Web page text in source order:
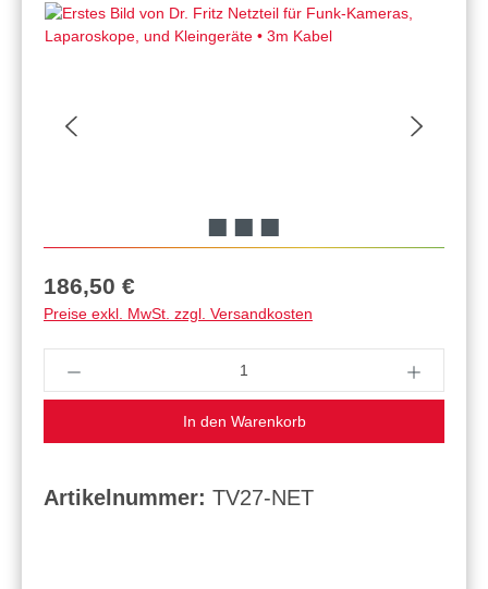
Regulärer Preis:
186,50 €
Preise exkl. MwSt. zzgl. Versandkosten
Produkt Anzahl: Gib den gewünschten Wert
In den Warenkorb
Artikelnummer: TV27-NET